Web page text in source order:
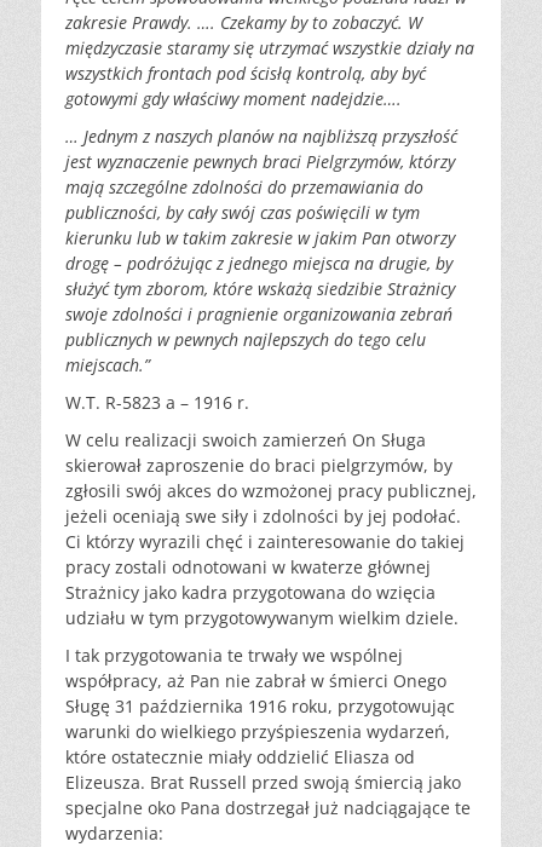
zakresie Prawdy. …. Czekamy by to zobaczyć. W
międzyczasie staramy się utrzymać wszystkie działy na
wszystkich frontach pod ścisłą kontrolą, aby być
gotowymi gdy właściwy moment nadejdzie….
… Jednym z naszych planów na najbliższą przyszłość
jest wyznaczenie pewnych braci Pielgrzymów, którzy
mają szczególne zdolności do przemawiania do
publiczności, by cały swój czas poświęcili w tym
kierunku lub w takim zakresie w jakim Pan otworzy
drogę – podróżując z jednego miejsca na drugie, by
służyć tym zborom, które wskażą siedzibie Strażnicy
swoje zdolności i pragnienie organizowania zebrań
publicznych w pewnych najlepszych do tego celu
miejscach.”
W.T. R-5823 a – 1916 r.
W celu realizacji swoich zamierzeń On Sługa
skierował zaproszenie do braci pielgrzymów, by
zgłosili swój akces do wzmożonej pracy publicznej,
jeżeli oceniają swe siły i zdolności by jej podołać.
Ci którzy wyrazili chęć i zainteresowanie do takiej
pracy zostali odnotowani w kwaterze głównej
Strażnicy jako kadra przygotowana do wzięcia
udziału w tym przygotowywanym wielkim dziele.
I tak przygotowania te trwały we wspólnej
współpracy, aż Pan nie zabrał w śmierci Onego
Sługę 31 października 1916 roku, przygotowując
warunki do wielkiego przyśpieszenia wydarzeń,
które ostatecznie miały oddzielić Eliasza od
Elizeusza. Brat Russell przed swoją śmiercią jako
specjalne oko Pana dostrzegał już nadciągające te
wydarzenia: